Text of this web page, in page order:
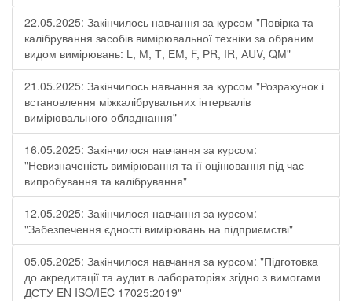
22.05.2025: Закінчилось навчання за курсом "Повірка та
калібрування засобів вимірювальної техніки за обраним
видом вимірювань: L, М, Т, ЕМ, F, РR, ІR, АUV, QМ"
21.05.2025: Закінчилось навчання за курсом "Розрахунок і
встановлення міжкалібрувальних інтервалів
вимірювального обладнання"
16.05.2025: Закінчилося навчання за курсом:
"Невизначеність вимірювання та її оцінювання під час
випробування та калібрування"
12.05.2025: Закінчилося навчання за курсом:
"Забезпечення єдності вимірювань на підприємстві"
05.05.2025: Закінчилося навчання за курсом: "Підготовка
до акредитації та аудит в лабораторіях згідно з вимогами
ДСТУ EN ISO/IEC 17025:2019"